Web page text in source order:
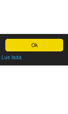
Ok
Lue lisää